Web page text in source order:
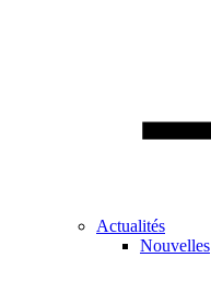
Actualités
Nouvelles